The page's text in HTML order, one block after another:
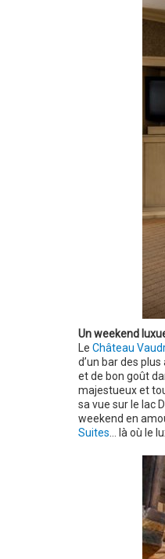
Un weekend
Le Château
d’un bar des
et de bon goût
majestueux et
sa vue sur le lac
weekend en
Suites … là où le